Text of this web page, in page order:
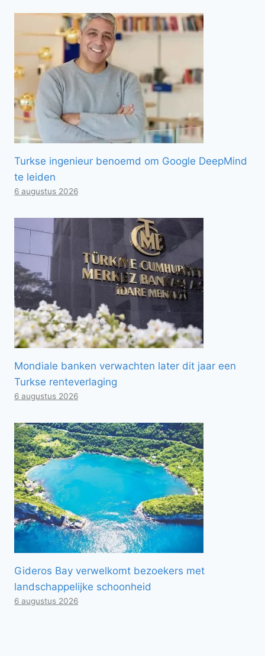
Turkse ingenieur benoemd om Google DeepMind
te leiden
6 augustus 2026
Mondiale banken verwachten later dit jaar een
Turkse renteverlaging
6 augustus 2026
Gideros Bay verwelkomt bezoekers met
landschappelijke schoonheid
6 augustus 2026